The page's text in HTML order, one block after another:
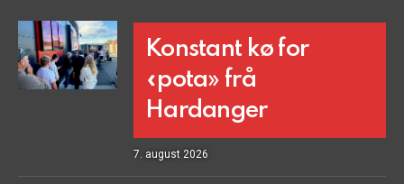
Konstant kø for
«pota» frå
Hardanger
7. august 2026